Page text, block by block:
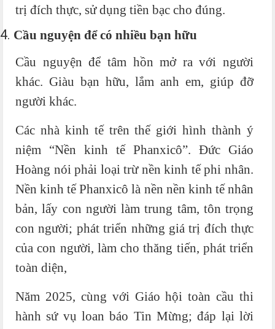
trị đích thực, sử dụng tiền bạc cho đúng.
Cầu nguyện để có nhiều bạn hữu
Cầu nguyện để tâm hồn mở ra với người
khác. Giàu bạn hữu, lắm anh em, giúp đỡ
người khác.
Các nhà kinh tế trên thế giới hình thành ý
niệm “Nền kinh tế Phanxicô”. Đức Giáo
Hoàng nói phải loại trừ nền kinh tế phi nhân.
Nền kinh tế Phanxicô là nền nền kinh tế nhân
bản, lấy con người làm trung tâm, tôn trọng
con người; phát triển những giá trị đích thực
của con người, làm cho thăng tiến, phát triển
toàn diện,
Năm 2025, cùng với Giáo hội toàn cầu thi
hành sứ vụ loan báo Tin Mừng; đáp lại lời